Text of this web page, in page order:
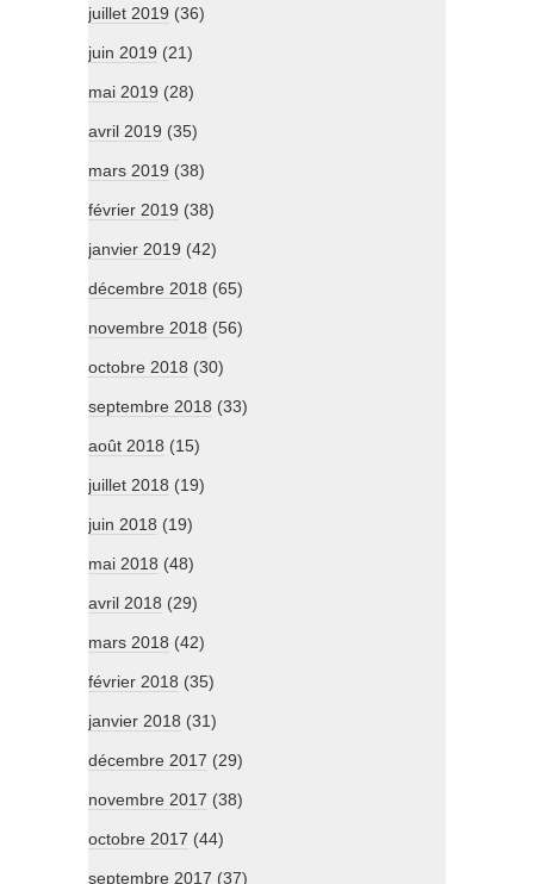
juillet 2019 (36)
juin 2019 (21)
mai 2019 (28)
avril 2019 (35)
mars 2019 (38)
février 2019 (38)
janvier 2019 (42)
décembre 2018 (65)
novembre 2018 (56)
octobre 2018 (30)
septembre 2018 (33)
août 2018 (15)
juillet 2018 (19)
juin 2018 (19)
mai 2018 (48)
avril 2018 (29)
mars 2018 (42)
février 2018 (35)
janvier 2018 (31)
décembre 2017 (29)
novembre 2017 (38)
octobre 2017 (44)
septembre 2017 (37)